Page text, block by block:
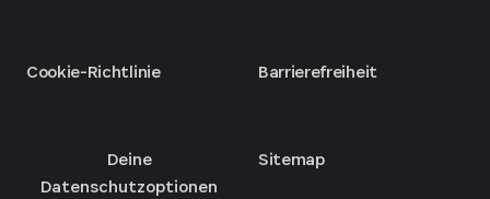
Cookie-Richtlinie
Deine
Datenschutzoptionen
Barrierefreiheit
Sitemap